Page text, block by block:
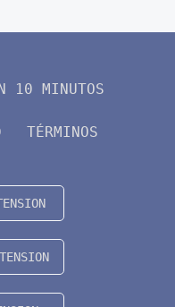
10 MINUTOS
TÉRMINOS